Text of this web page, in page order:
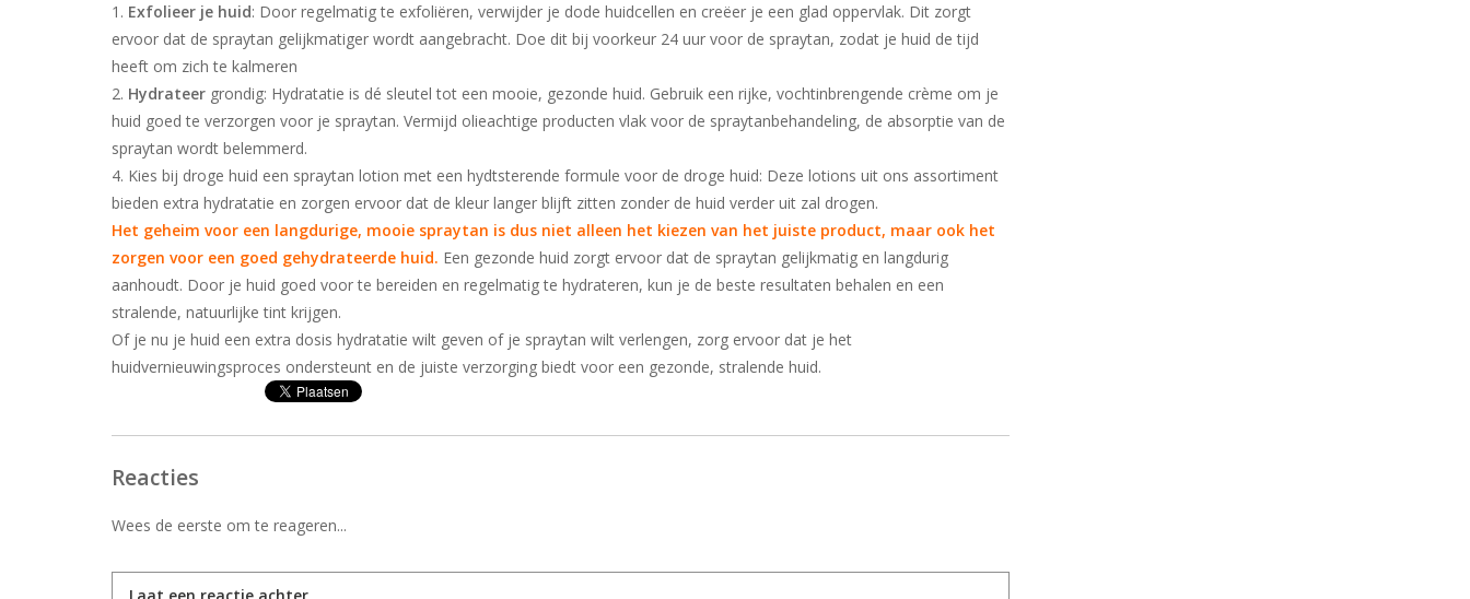
1. Exfolieer je huid: Door regelmatig te exfoliëren, verwijder je dode huidcellen en creëer je een glad oppervlak. Dit zorgt
ervoor dat de spraytan gelijkmatiger wordt aangebracht. Doe dit bij voorkeur 24 uur voor de spraytan, zodat je huid de tijd
heeft om zich te kalmeren
2. Hydrateer grondig: Hydratatie is dé sleutel tot een mooie, gezonde huid. Gebruik een rijke, vochtinbrengende crème om je
huid goed te verzorgen voor je spraytan. Vermijd olieachtige producten vlak voor de spraytanbehandeling, de absorptie van de
spraytan wordt belemmerd.
4. Kies bij droge huid een spraytan lotion met een hydtsterende formule voor de droge huid: Deze lotions uit ons assortiment
bieden extra hydratatie en zorgen ervoor dat de kleur langer blijft zitten zonder de huid verder uit zal drogen.
Het geheim voor een langdurige, mooie spraytan is dus niet alleen het kiezen van het juiste product, maar ook het
zorgen voor een goed gehydrateerde huid. Een gezonde huid zorgt ervoor dat de spraytan gelijkmatig en langdurig
aanhoudt. Door je huid goed voor te bereiden en regelmatig te hydrateren, kun je de beste resultaten behalen en een
stralende, natuurlijke tint krijgen.
Of je nu je huid een extra dosis hydratatie wilt geven of je spraytan wilt verlengen, zorg ervoor dat je het
huidvernieuwingsproces ondersteunt en de juiste verzorging biedt voor een gezonde, stralende huid.
Reacties
Wees de eerste om te reageren...